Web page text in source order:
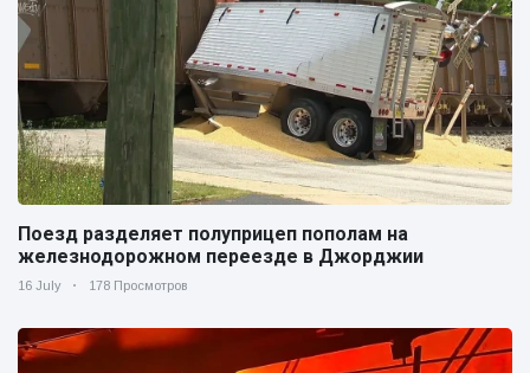
Поезд разделяет полуприцеп пополам на
железнодорожном переезде в Джорджии
16 July 178 Просмотров